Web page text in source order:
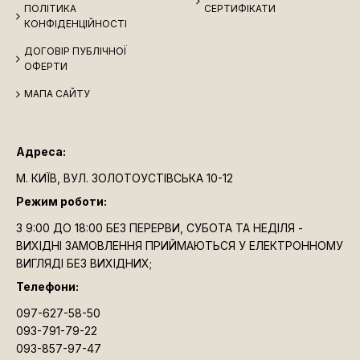
і відчути в моменті смак перемоги і велич історії.
Це штучний товар з обмеженим тиражем, шо
супроводжується сертифікатом.
італійський бренд є провідним виробником кришталю.
(Графин 750 мл.; стакан 300 мл.)
ПОЛІТИКА
КОНФІДЕНЦІЙНОСТІ
ДОГОВІР ПУБЛІЧНОЇ
ОФЕРТИ
МАПА САЙТУ
СЕРТИФІКАТИ
Адреса:
М. КИЇВ, ВУЛ. ЗОЛОТОУСТІВСЬКА 10-12
Режим роботи:
З 9:00 ДО 18:00 БЕЗ ПЕРЕРВИ, СУБОТА ТА НЕДІЛЯ -
ВИХІДНІ ЗАМОВЛЕННЯ ПРИЙМАЮТЬСЯ У ЕЛЕКТРОННОМУ
ВИГЛЯДІ БЕЗ ВИХІДНИХ;
Телефони:
097-627-58-50
093-791-79-22
093-857-97-47